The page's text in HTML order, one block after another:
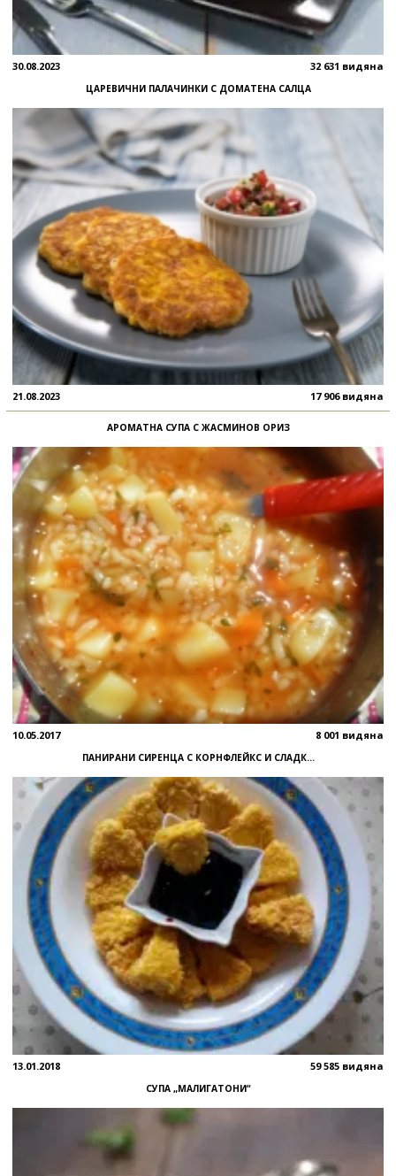
30.08.2023 32 631 видяна
ЦАРЕВИЧНИ ПАЛАЧИНКИ С ДОМАТЕНА САЛЦА
21.08.2023 17 906 видяна
АРОМАТНА СУПА С ЖАСМИНОВ ОРИЗ
10.05.2017 8 001 видяна
ПАНИРАНИ СИРЕНЦА С КОРНФЛЕЙКС И СЛАДК...
13.01.2018 59 585 видяна
СУПА „МАЛИГАТОНИ“